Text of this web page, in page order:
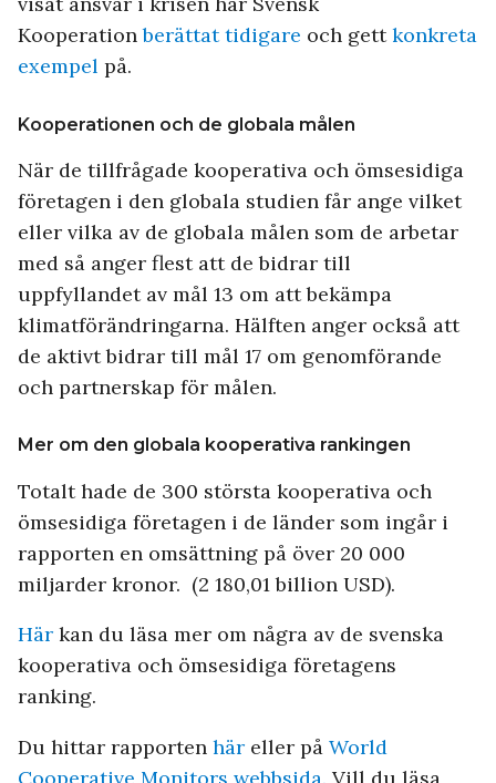
Kooperationberättat tidigare och gettkonkreta
exempel på.
Kooperationen och de globala målen
När de tillfrågade kooperativa och ömsesidiga
företagen i den globala studien får ange vilket
eller vilka av de globala målen som de arbetar
med så anger flest att de bidrar till
uppfyllandet av mål 13 om att bekämpa
klimatförändringarna. Hälften anger också att
de aktivt bidrar till mål 17 om genomförande
och partnerskap för målen.
Mer om den globala kooperativa rankingen
Totalt hade de 300 största kooperativa och
ömsesidiga företagen i de länder som ingår i
rapporten en omsättning på över 20 000
miljarder kronor. (2 180,01 billion USD).
Här kan du läsa mer om några av de svenska
kooperativa och ömsesidiga företagens
ranking.
Du hittar rapporten här eller på World
Cooperative Monitors webbsida. Vill du läsa